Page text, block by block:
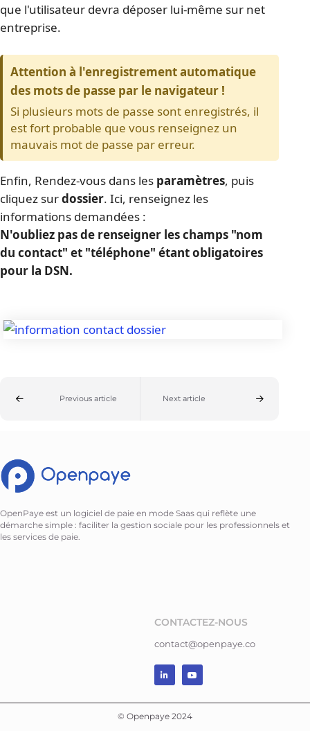
que l'utilisateur devra déposer lui-même sur net
entreprise.
Attention à l'enregistrement automatique
des mots de passe par le navigateur !
Si plusieurs mots de passe sont enregistrés, il
est fort probable que vous renseignez un
mauvais mot de passe par erreur.
Enfin, Rendez-vous dans les paramètres, puis
cliquez sur dossier. Ici, renseignez les
informations demandées :
N'oubliez pas de renseigner les champs "nom
du contact" et "téléphone" étant obligatoires
pour la DSN.
Previous article Next article
OpenPaye est un logiciel de paie en mode Saas qui reflète une
démarche simple : faciliter la gestion sociale pour les professionnels et
les services de paie.
CONTACTEZ-NOUS
contact@openpaye.co
© Openpaye 2024